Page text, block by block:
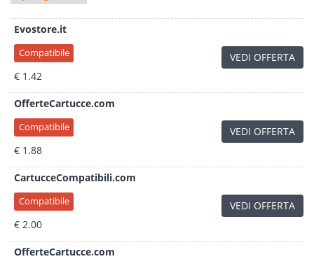
Evostore.it
Compatibile
€ 1.42
VEDI OFFERTA
OfferteCartucce.com
Compatibile
€ 1.88
VEDI OFFERTA
CartucceCompatibili.com
Compatibile
€ 2.00
VEDI OFFERTA
OfferteCartucce.com